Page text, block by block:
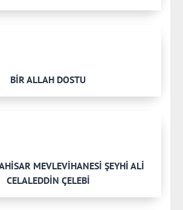
BİR ALLAH DOSTU
MEVLEVİHANESİ ŞEYHİ ALİ
CELALEDDİN ÇELEBİ